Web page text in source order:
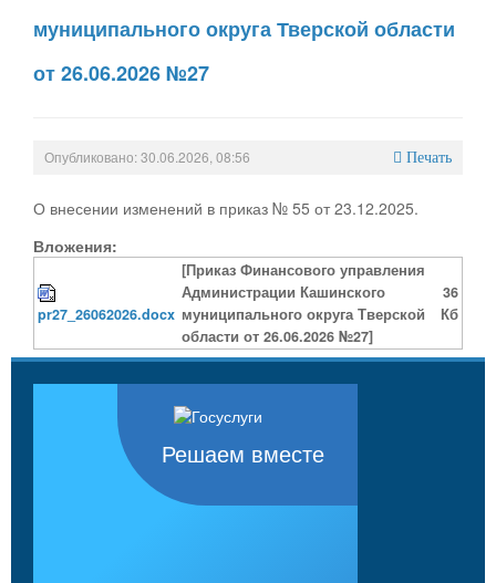
муниципального округа Тверской области
от 26.06.2026 №27
Опубликовано: 30.06.2026, 08:56 Печать
О внесении изменений в приказ № 55 от 23.12.2025.
Вложения:
pr27_26062026.docx
[Приказ Финансового управления
Администрации Кашинского
муниципального округа Тверской
области от 26.06.2026 №27]
36
Кб
Решаем вместе